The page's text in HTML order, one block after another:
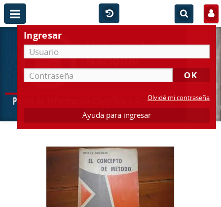
Ingresar
Olvidé mi contraseña
Ayuda para ingresar